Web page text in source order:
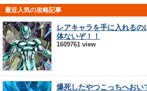
最近人気の攻略記事
レアキャラを手に入れるの
体ないぞ！！
1609761 view
爆死したやつこっちへおい